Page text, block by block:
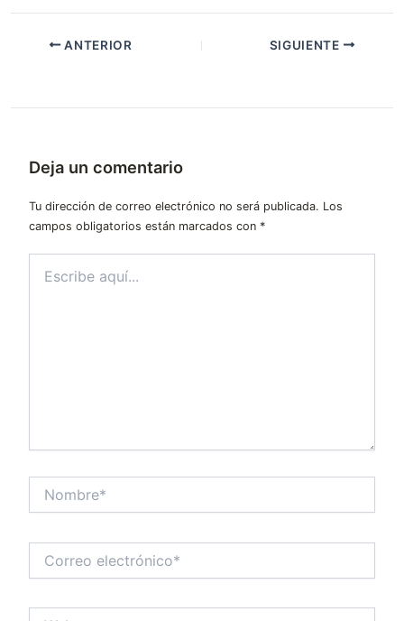
ANTERIOR SIGUIENTE
Deja un comentario
Tu dirección de correo electrónico no será publicada. Los
campos obligatorios están marcados con *
aquí...
electrónico*